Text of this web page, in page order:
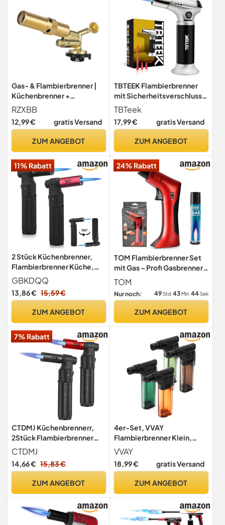
BBQ,Camping,Grill,Kamin,
Backen (Ohne Gas)
Gas- & Flambierbrenner |
Küchenbrenner +
Lötbrenner 1300°C |
Tragbarer Brenner für
Camping, BBQ, Gebäck &
Flamme
Abflammgerät
RZXBB
12,99 € gratis Versand
ZUM ANGEBOT
TBTEEK Flambierbrenner
mit Sicherheitsverschluss,
Nachfüllbar für Kochen
TBTeek
17,99 € gratis Versand
ZUM ANGEBOT
11% Rabatt
2 Stück Küchenbrenner,
Flambierbrenner Küche,
Nachfüllbarer
Bunsenbrenner,
Verstellbare Jetflamme,
Flambierer für Desserts,
nicht Inbegriffen)
GBKDQQ
13,86 € 15,59 €
ZUM ANGEBOT
24% Rabatt
TOM Flambierbrenner Set
mit Gas – Profi Gasbrenner,
Rot
TOM
Nur noch: 49 Std 43 Min 42Sek
ZUM ANGEBOT
7% Rabatt
CTDMJ Küchenbrennerr,
2Stück Flambierbrenner
Nachfüllbarer Feuerzeuge
Lötbrenner mit
Sicherheitsschloss für für
kulinarisches Löten,
Grillen
CTDMJ
14,66 € 15,83 €
ZUM ANGEBOT
4er-Set, VVAY
Flambierbrenner Klein,
Sturmfeuerzeug Jetflamme
- Gas Nachfüllbar - ohne
Gas Geliefert
VVAY
18,99 € gratis Versand
ZUM ANGEBOT